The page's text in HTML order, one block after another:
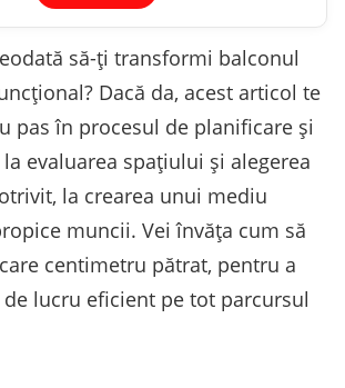
să-ți transformi balconul
Dacă da, acest articol te
pas în procesul de planificare și
evaluarea spațiului și alegerea
la crearea unui mediu
muncii. Vei învăța cum să
centimetru pătrat, pentru a
lucru eficient pe tot parcursul